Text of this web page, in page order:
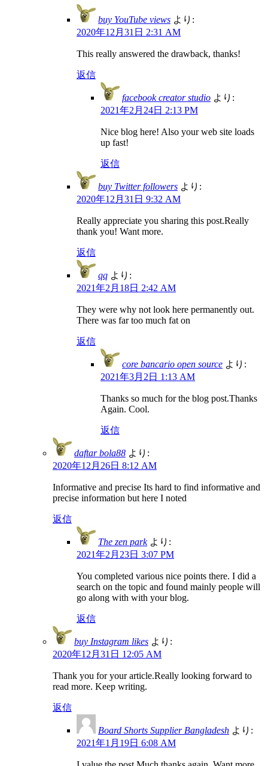
buy YouTube views より:
2020年12月31日 2:31 AM
This really answered the drawback, thanks!
返信
facebook creator studio より:
2021年2月24日 2:13 PM
Nice blog here! Also your web site loads
up fast!
返信
buy Twitter followers より:
2020年12月31日 9:32 AM
Really appreciate you sharing this post.Really
thank you! Want more.
返信
qq より:
2021年2月18日 2:42 AM
They were why not look here permanently out.
There was far too much fat on
返信
core bancario open source より:
2021年3月2日 1:13 AM
Thanks so much for the blog post.Thanks
Again. Cool.
返信
daftar bola88 より:
2020年12月26日 8:12 AM
Informative and precise Its hard to find informative and
precise information but here I noted
返信
The zen park より:
2021年2月23日 3:07 PM
You completed various nice points there. I did a
search on the topic and found mainly people will
go along with with your blog.
返信
buy Instagram likes より:
2020年12月31日 12:05 AM
Thank you for your article.Really looking forward to
read more. Keep writing.
返信
Board Shorts Supplier Bangladesh より:
2021年1月19日 6:08 AM